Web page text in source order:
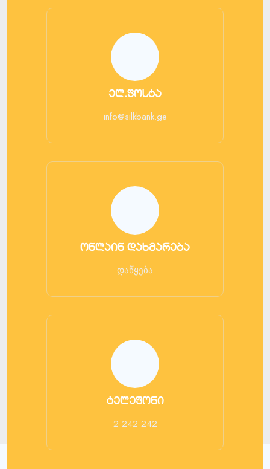
ელ.ფოსტა
info@silkbank.ge
ონლაინ დახმარება
დაწყება
ტელეფონი
2 242 242